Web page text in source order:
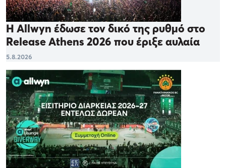
Η Allwyn έδωσε τον δικό της ρυθμό στο
Release Athens 2026 που έριξε αυλαία
5.8.2026